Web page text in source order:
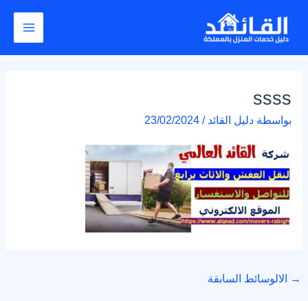
المحتوى
Main
ssss
بواسطة دليل القائد/
23/02/2024
navigation
→ الالوسائط السابقة